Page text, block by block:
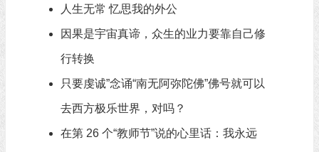
人生无常 忆思我的外公
因果是宇宙真谛，众生的业力要靠自己修
行转换
只要虔诚”念诵“南无阿弥陀佛”佛号就可以
去西方极乐世界，对吗？
在第 26 个“教师节”说的心里话：我永远